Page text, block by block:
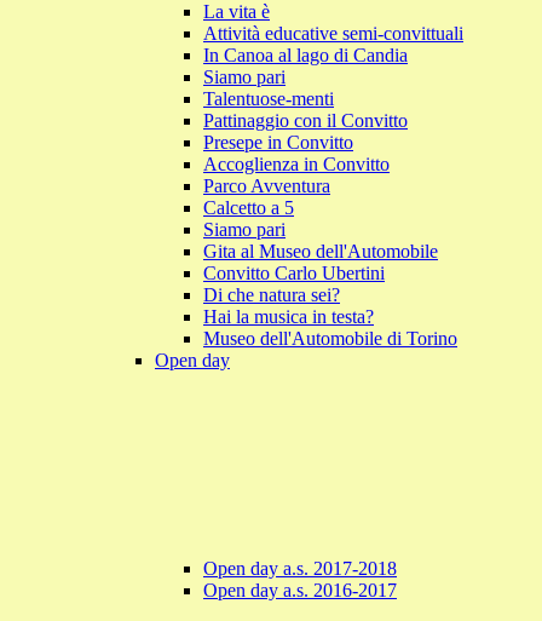
La vita è
Attività educative semi-convittuali
In Canoa al lago di Candia
Siamo pari
Talentuose-menti
Pattinaggio con il Convitto
Presepe in Convitto
Accoglienza in Convitto
Parco Avventura
Calcetto a 5
Siamo pari
Gita al Museo dell'Automobile
Convitto Carlo Ubertini
Di che natura sei?
Hai la musica in testa?
Museo dell'Automobile di Torino
Open day
Open day a.s. 2017-2018
Open day a.s. 2016-2017